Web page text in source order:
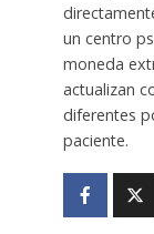
un centro
moneda
actualizan
diferentes
paciente.